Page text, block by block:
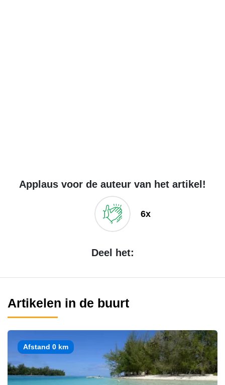
Applaus voor de auteur van het artikel!
6x
Deel het:
Artikelen in de buurt
Afstand 0 km